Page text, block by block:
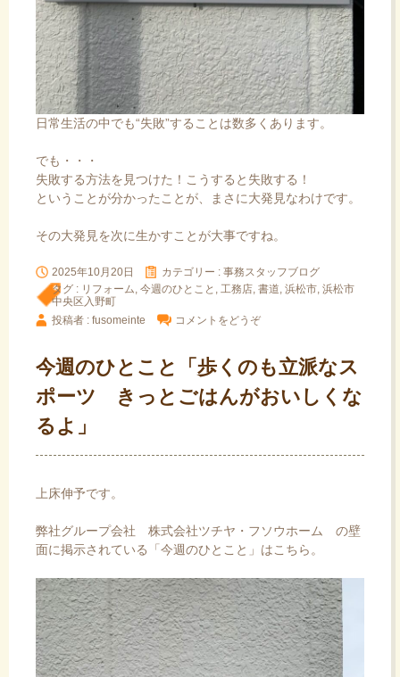
日常生活の中でも“失敗”することは数多くあります。
でも・・・
失敗する方法を見つけた！こうすると失敗する！
ということが分かったことが、まさに大発見なわけです。
その大発見を次に生かすことが大事ですね。
2025年10月20日 カテゴリー : 事務スタッフブログ
タグ : リフォーム, 今週のひとこと , 工務店, 書道, 浜松市, 浜松市
中央区入野町
投稿者 : fusomeinte
コメントをどうぞ
今週のひとこと「歩くのも立派なス
ポーツ きっとごはんがおいしくな
るよ」
上床伸予です。
弊社グループ会社 株式会社ツチヤ・フソウホーム の壁
面に掲示されている「今週のひとこと」はこちら。